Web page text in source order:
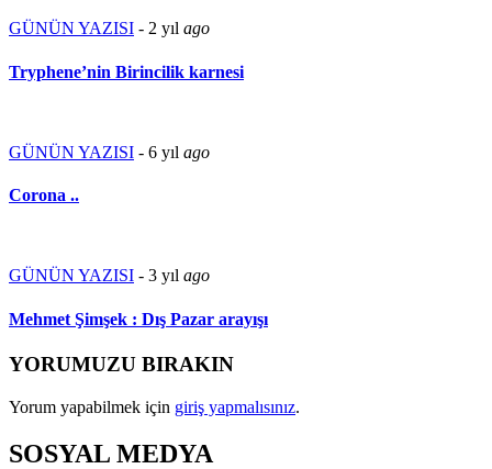
GÜNÜN YAZISI - 2 yıl ago
Tryphene’nin Birincilik karnesi
GÜNÜN YAZISI - 6 yıl ago
Corona ..
GÜNÜN YAZISI - 3 yıl ago
Mehmet Şimşek : Dış Pazar arayışı
YORUMUZU BIRAKIN
Yorum yapabilmek için giriş yapmalısınız.
SOSYAL MEDYA